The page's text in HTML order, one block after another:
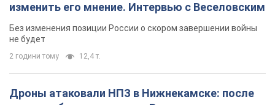
изменить его мнение. Интервью с Веселовским
Без изменения позиции России о скором завершении войны
не будет
2 години тому 12,4 т.
Дроны атаковали НПЗ в Нижнекамске: после